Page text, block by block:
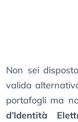
Non sei
valida
portafogli ma
d’Identità